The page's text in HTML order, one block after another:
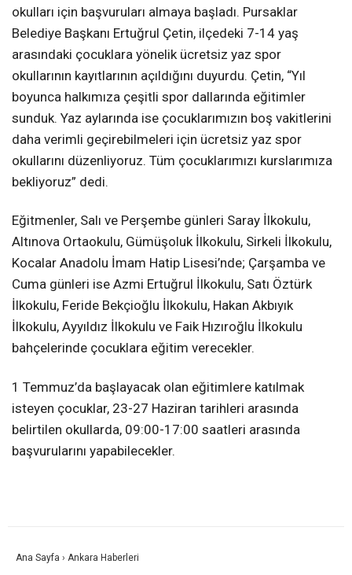
okulları için başvuruları almaya başladı. Pursaklar
Belediye Başkanı Ertuğrul Çetin, ilçedeki 7-14 yaş
arasındaki çocuklara yönelik ücretsiz yaz spor
okullarının kayıtlarının açıldığını duyurdu. Çetin, “Yıl
boyunca halkımıza çeşitli spor dallarında eğitimler
sunduk. Yaz aylarında ise çocuklarımızın boş vakitlerini
daha verimli geçirebilmeleri için ücretsiz yaz spor
okullarını düzenliyoruz. Tüm çocuklarımızı kurslarımıza
bekliyoruz” dedi.
Eğitmenler, Salı ve Perşembe günleri Saray İlkokulu,
Altınova Ortaokulu, Gümüşoluk İlkokulu, Sirkeli İlkokulu,
Kocalar Anadolu İmam Hatip Lisesi’nde; Çarşamba ve
Cuma günleri ise Azmi Ertuğrul İlkokulu, Satı Öztürk
İlkokulu, Feride Bekçioğlu İlkokulu, Hakan Akbıyık
İlkokulu, Ayyıldız İlkokulu ve Faik Hızıroğlu İlkokulu
bahçelerinde çocuklara eğitim verecekler.
1 Temmuz’da başlayacak olan eğitimlere katılmak
isteyen çocuklar, 23-27 Haziran tarihleri arasında
belirtilen okullarda, 09:00-17:00 saatleri arasında
başvurularını yapabilecekler.
Ana Sayfa › Ankara Haberleri